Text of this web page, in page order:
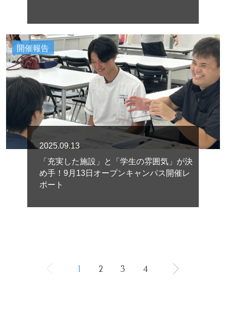
開催報告
2025.09.13
「充実した施設」と「学生の雰囲気」が決
め手！9月13日オープンキャンパス開催レ
ポート
1 2 3 4